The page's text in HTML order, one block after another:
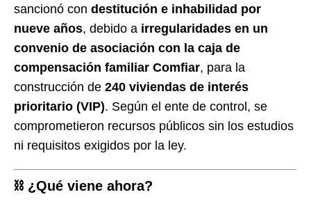
sancionó con destitución e inhabilidad por
nueve años, debido a irregularidades en un
convenio de asociación con la caja de
compensación familiar Comfiar, para la
construcción de 240 viviendas de interés
prioritario (VIP). Según el ente de control, se
comprometieron recursos públicos sin los estudios
ni requisitos exigidos por la ley.
⛓️ ¿Qué viene ahora?